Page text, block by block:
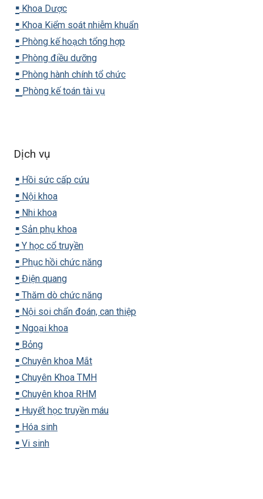
▪️ Khoa Dược
▪️ Khoa Kiểm soát nhiễm khuẩn
▪️ Phòng kế hoạch tổng hợp
▪️ Phòng điều dưỡng
▪️ Phòng hành chính tổ chức
▪️ Phòng kế toán tài vụ
Dịch vụ
▪️ Hồi sức cấp cứu
▪️ Nội khoa
▪️ Nhi khoa
▪️ Sản phụ khoa
▪️ Y học cổ truyền
▪️ Phục hồi chức năng
▪️ Điện quang
▪️ Thăm dò chức năng
▪️ Nội soi chẩn đoán, can thiệp
▪️ Ngoại khoa
▪️ Bỏng
▪️ Chuyên khoa Mắt
▪️ Chuyên Khoa TMH
▪️ Chuyên khoa RHM
▪️ Huyết học truyền máu
▪️ Hóa sinh
▪️ Vi sinh